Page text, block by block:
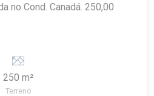
no Cond. Canadá. 250,00
250 m²
Terreno